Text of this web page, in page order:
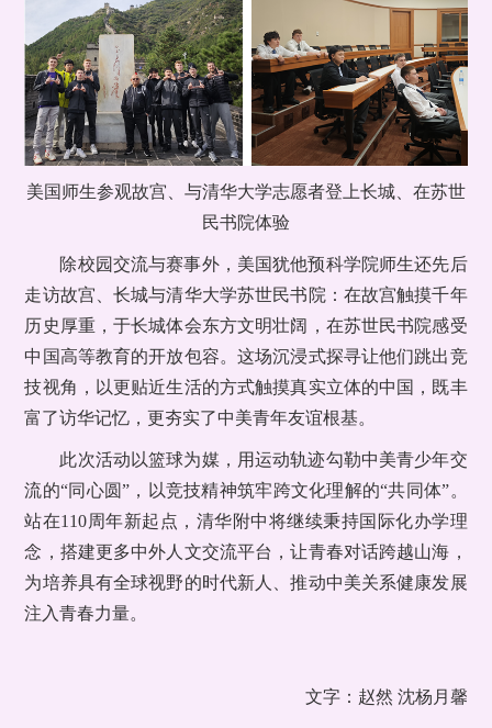
美国师生参观故宫、与清华大学志愿者登上长城、在苏世
民书院体验
除校园交流与赛事外，美国犹他预科学院师生还先后
走访故宫、长城与清华大学苏世民书院：在故宫触摸千年
历史厚重，于长城体会东方文明壮阔，在苏世民书院感受
中国高等教育的开放包容。这场沉浸式探寻让他们跳出竞
技视角，以更贴近生活的方式触摸真实立体的中国，既丰
富了访华记忆，更夯实了中美青年友谊根基。
此次活动以篮球为媒，用运动轨迹勾勒中美青少年交
流的“同心圆”，以竞技精神筑牢跨文化理解的“共同体”。
站在110周年新起点，清华附中将继续秉持国际化办学理
念，搭建更多中外人文交流平台，让青春对话跨越山海，
为培养具有全球视野的时代新人、推动中美关系健康发展
注入青春力量。
文字：赵然 沈杨月馨